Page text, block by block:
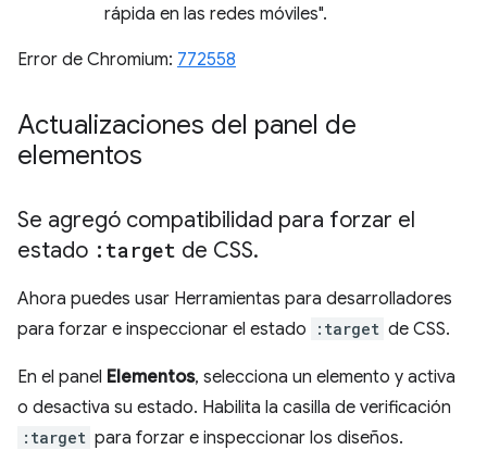
rápida en las redes móviles".
Error de Chromium: 772558
Actualizaciones del panel de
elementos
Se agregó compatibilidad para forzar el
estado :target de CSS.
Ahora puedes usar Herramientas para desarrolladores
para forzar e inspeccionar el estado
:target de CSS.
En el panel Elementos, selecciona un elemento y activa
o desactiva su estado. Habilita la casilla de verificación
:target para forzar e inspeccionar los diseños.